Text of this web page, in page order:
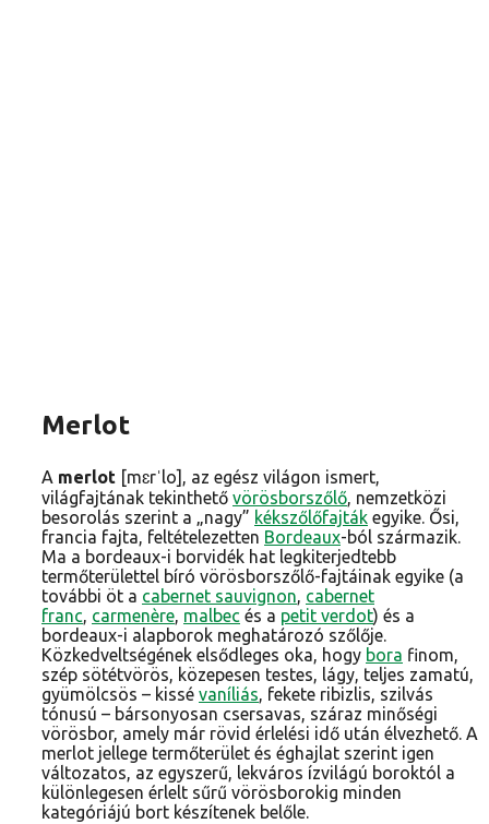
Merlot
A merlot [mɛrˈlo], az egész világon ismert,
világfajtának tekinthető vörösborszőlő, nemzetközi
besorolás szerint a „nagy” kékszőlőfajták egyike. Ősi,
francia fajta, feltételezetten Bordeaux-ból származik.
Ma a bordeaux-i borvidék hat legkiterjedtebb
termőterülettel bíró vörösborszőlő-fajtáinak egyike (a
további öt a cabernet sauvignon, cabernet
franc, carmenère, malbec és a petit verdot) és a
bordeaux-i alapborok meghatározó szőlője.
Közkedveltségének elsődleges oka, hogy bora finom,
szép sötétvörös, közepesen testes, lágy, teljes zamatú,
gyümölcsös – kissé vaníliás, fekete ribizlis, szilvás
tónusú – bársonyosan csersavas, száraz minőségi
vörösbor, amely már rövid érlelési idő után élvezhető. A
merlot jellege termőterület és éghajlat szerint igen
változatos, az egyszerű, lekváros ízvilágú boroktól a
különlegesen érlelt sűrű vörösborokig minden
kategóriájú bort készítenek belőle.